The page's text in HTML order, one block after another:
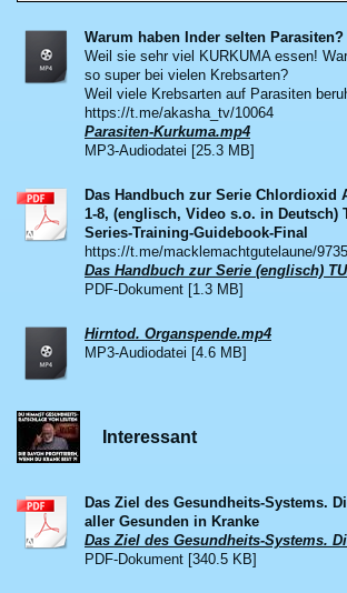
Warum haben Inder selten Parasiten?
Weil sie sehr viel KURKUMA essen!
so super bei vielen Krebsarten?
Weil viele Krebsarten auf Parasiten
https://t.me/akasha_tv/10064
Parasiten-Kurkuma.mp4
MP3-Audiodatei [25.3 MB]
Das Handbuch zur Serie Chlordioxid
1-8, (englisch, Video s.o. in Deutsch)
Series-Training-Guidebook-Final
https://t.me/macklemachtgutelaune/
Das Handbuch zur Serie (englisch)
PDF-Dokument [1.3 MB]
Hirntod. Organspende.mp4
MP3-Audiodatei [4.6 MB]
Interessant
Das Ziel des Gesundheits-Systems.
aller Gesunden in Kranke
Das Ziel des Gesundheits-Systems.
PDF-Dokument [340.5 KB]